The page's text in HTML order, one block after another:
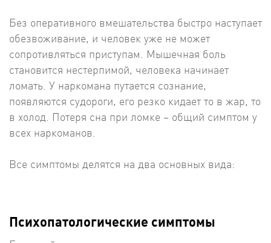
Без оперативного вмешательства быстро наступает
обезвоживание, и человек уже не может
сопротивляться приступам. Мышечная боль
становится нестерпимой, человека начинает
ломать. У наркомана путается сознание,
появляются судороги, его резко кидает то в жар, то
в холод. Потеря сна при ломке – общий симптом у
всех наркоманов.
Все симптомы делятся на два основных вида:
Психопатологические симптомы